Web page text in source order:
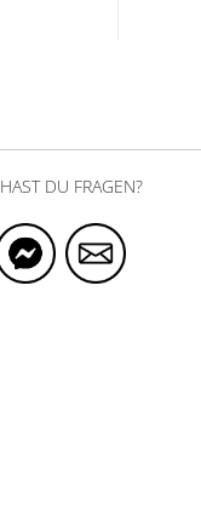
HAST DU FRAGEN?